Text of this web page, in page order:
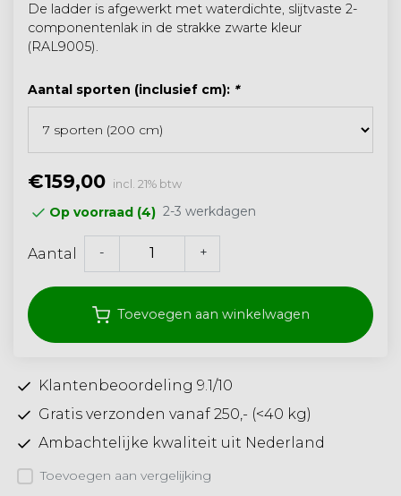
De ladder is afgewerkt met waterdichte, slijtvaste 2-
componentenlak in de strakke zwarte kleur
(RAL9005).
Aantal sporten (inclusief cm): *
€159,00 incl. 21% btw
Op voorraad (4) 2-3 werkdagen
Aantal - +
Toevoegen aan winkelwagen
Klantenbeoordeling 9.1/10
Gratis verzonden vanaf 250,- (<40 kg)
Ambachtelijke kwaliteit uit Nederland
Toevoegen aan vergelijking